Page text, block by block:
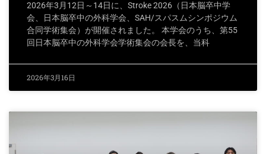
2026年3月12日～14日に、Stroke 2026（日本脳卒中学
会、日本脳卒中の外科学会、SAH/スパスムシンポジウム
合同学術集会）が開催されました。 本学会のうち、第55
回日本脳卒中の外科学会学術集会の会長を、当科
2026年3月16日